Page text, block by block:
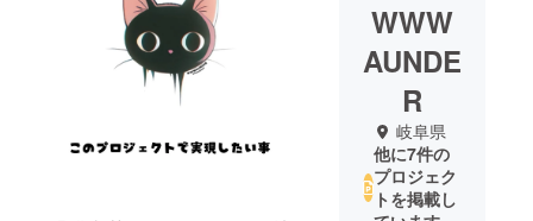
WWW
AUNDE
R
岐阜県
他に7件の
プロジェク
トを掲載し